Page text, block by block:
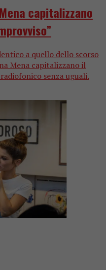
capitalizzano
a quello dello scorso
Mena capitalizzano il
senza uguali.